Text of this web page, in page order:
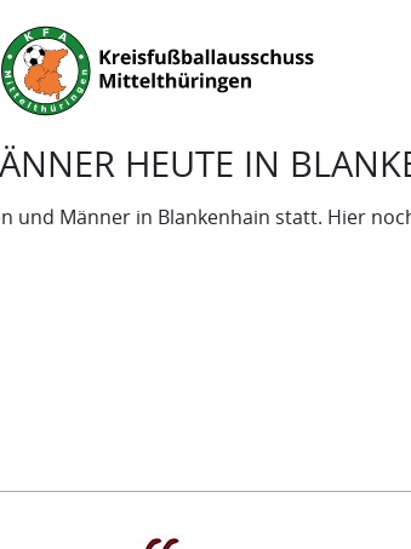
HEUTE IN
und Männer in Blankenhain statt. Hier